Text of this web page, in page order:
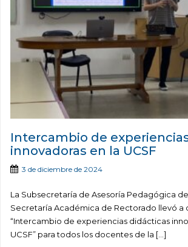
Intercambio de
innovadoras en la UCSF
3 de diciembre de 2024
La Subsecretaría de Asesoría Pedagógica
Secretaría Académica de Rectorado llevó a
“Intercambio de experiencias didácticas
UCSF” para todos los docentes de la […]